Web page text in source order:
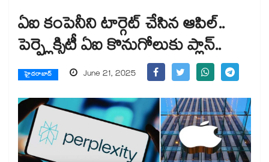
ఏఐ కంపెనీని టార్గెట్ చేసిన ఆపిల్..
పెర్ప్లెక్సిటీ ఏఐ కొనుగోలుకు ప్లాన్..
హైదరాబాద్ June 21, 2025